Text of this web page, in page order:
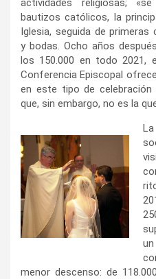
actividades religiosas;
bautizos católicos, la
Iglesia, seguida de
y bodas. Ocho años
los 150.000 en todo 2021,
Conferencia Episcopal
en este tipo de
que, sin embargo, no es la
menor descenso: de